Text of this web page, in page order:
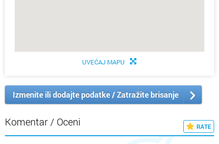
UVEĆAJ MAPU
Izmenite ili dodajte podatke / Zatražite brisanje
Komentar / Oceni RATE